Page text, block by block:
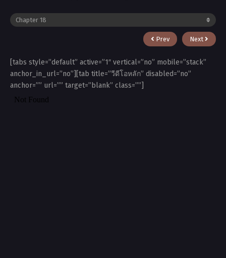
Prev Next
[tabs style=”default” active=”1″ vertical=”no” mobile=”stack”
anchor_in_url=”no”][tab title=”วีดีโอหลัก” disabled=”no”
anchor=”” url=”” target=”blank” class=””]